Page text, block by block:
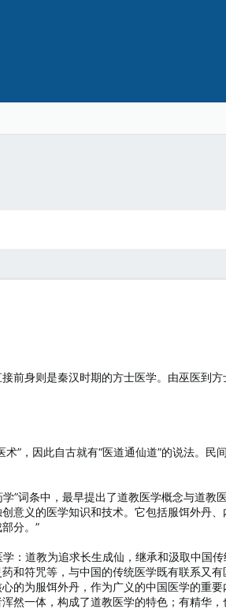
前身则是秦汉时期的方士医学。由巫医到
”，因此自古就有“医道通仙道”的说法。民
”词条中，最早提出了道教医学概念与道教
意义的医学知识和技术。它包括服饵外丹
分。”
：道教为追求长生成仙，继承和汲取中国
和符咒等，与中国的传统医学既有联系又
的为服饵外丹，作为广义的中国医学的重
然一体，构成了道教医学的特色；有精华